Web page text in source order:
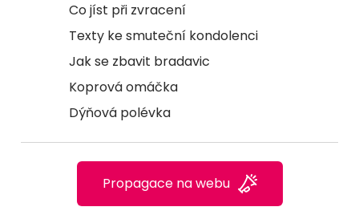
Co jíst při zvracení
Texty ke smuteční kondolenci
Jak se zbavit bradavic
Koprová omáčka
Dýňová polévka
Propagace na webu